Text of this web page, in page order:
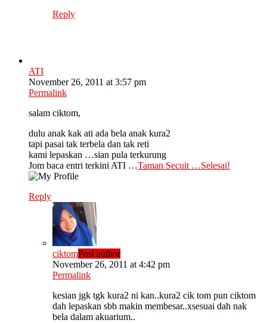
Reply
ATI
November 26, 2011 at 3:57 pm
Permalink
salam ciktom,
dulu anak kak ati ada bela anak kura2
tapi pasai tak terbela dan tak reti
kami lepaskan …sian pula terkurung
Jom baca entri terkini ATI …Taman Secuit …Selesai!
Reply
ciktomPost author
November 26, 2011 at 4:42 pm
Permalink
kesian jgk tgk kura2 ni kan..kura2 cik tom pun ciktom
dah lepaskan sbb makin membesar..xsesuai dah nak
bela dalam akuarium..